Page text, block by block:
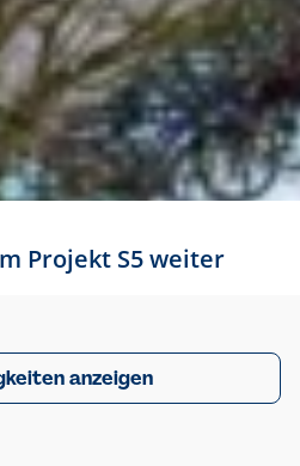
Projekt S5 weiter
anzeigen